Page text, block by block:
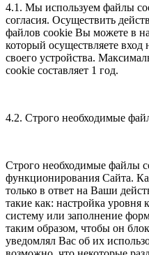
4.1. Мы используем файлы
согласия. Осуществить
файлов cookie Вы можете в
который осуществляете вход
своего устройства.
cookie составляет 1 год.
4.2. Строго необходимые
Строго необходимые файлы
функционирования Сайта.
только в ответ на Ваши
такие как: настройка уровня
систему или заполнение
таким образом, чтобы он
уведомлял Вас об их